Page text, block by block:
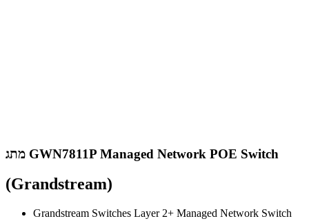
מתג GWN7811P Managed Network POE Switch
(Grandstream)
Grandstream Switches Layer 2+ Managed Network Switch